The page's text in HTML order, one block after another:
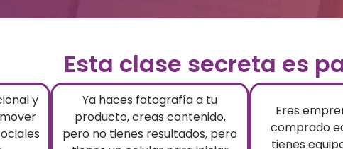
Esta clase secreta es
y
Ya haces fotografía a tu
producto, creas contenido,
pero no tienes resultados, pero
Eres
comprado
tienes